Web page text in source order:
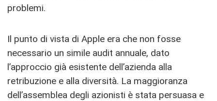
problemi.
Il punto di vista di Apple era che non fosse
necessario un simile audit annuale, dato
l’approccio già esistente dell’azienda alla
retribuzione e alla diversità. La maggioranza
dell’assemblea degli azionisti è stata persuasa e